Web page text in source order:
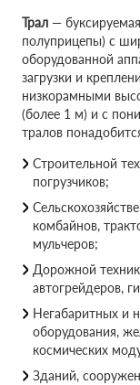
Трал —
полуприцепы) с
оборудованной
загрузки и
низкорамными
(более 1 м) и с
тралов
Строительной
погрузчиков;
комбайнов,
мульчеров;
Дорожной
автогрейдеров,
Негабаритных и
оборудования,
космических
Зданий,